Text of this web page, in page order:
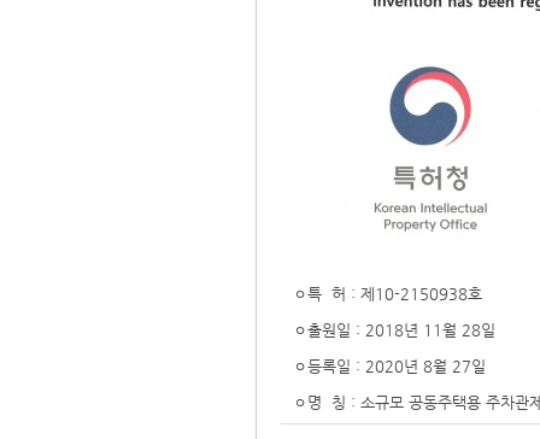
ㅇ특 허 : 제10-2150938호
ㅇ출원일 : 2018년 11월 28일
ㅇ등록일 : 2020년 8월 27일
ㅇ명 칭 : 소규모 공동주택용 주차관